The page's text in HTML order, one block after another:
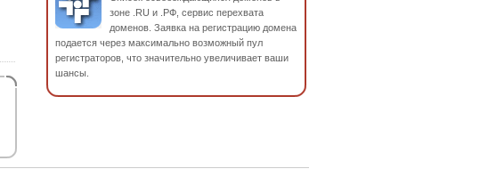
зоне .RU и .РФ, сервис перехвата
доменов. Заявка на регистрацию домена
подается через максимально возможный пул
регистраторов, что значительно увеличивает ваши
шансы.